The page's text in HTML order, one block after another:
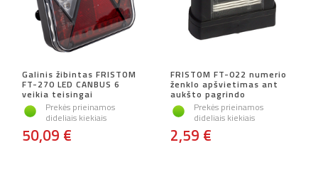
Galinis žibintas FRISTOM
FT-270 LED CANBUS 6
veikia teisingai
Prekės prieinamos
dideliais kiekiais
50,09 €
FRISTOM FT-022 numerio
ženklo apšvietimas ant
aukšto pagrindo
Prekės prieinamos
dideliais kiekiais
2,59 €